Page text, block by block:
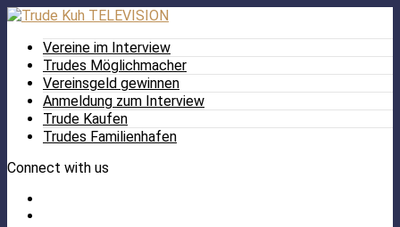
Vereine im Interview
Trudes Möglichmacher
Vereinsgeld gewinnen
Anmeldung zum Interview
Trude Kaufen
Trudes Familienhafen
Connect with us